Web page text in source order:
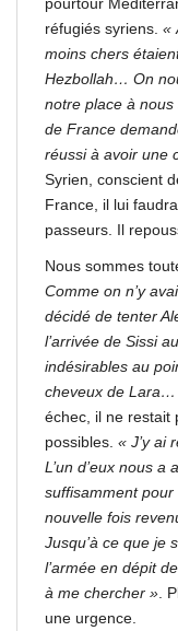
réfugiés syriens. «
moins chers
Hezbollah… On
notre place à nous
de France
réussi à avoir une
Syrien, conscient
France, il lui
passeurs. Il
Nous sommes
Comme on n’y
décidé de tenter
l’arrivée de Sissi
indésirables au
cheveux de Lara…
échec, il ne restait
possibles. « J’y ai
L’un d’eux nous
suffisamment
nouvelle fois
Jusqu’à ce que je
l’armée en dépit
à me chercher » .
une urgence.